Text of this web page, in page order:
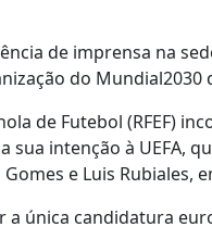
de imprensa na
do Mundial2030
de Futebol (RFEF)
intenção à UEFA,
e Luis Rubiales,
única candidatura